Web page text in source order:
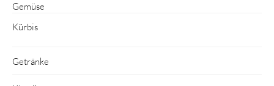
Gemüse
Kürbis
Getränke